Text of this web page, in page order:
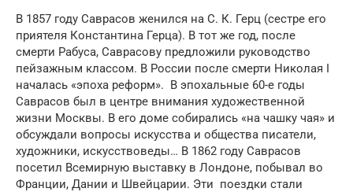
В 1857 году Саврасов женился на С. К. Герц (сестре его
приятеля Константина Герца). В тот же год, после
смерти Рабуса, Саврасову предложили руководство
пейзажным классом. В России после смерти Николая I
началась «эпоха реформ». В эпохальные 60-е годы
Саврасов был в центре внимания художественной
жизни Москвы. В его доме собирались «на чашку чая» и
обсуждали вопросы искусства и общества писатели,
художники, искусствоведы… В 1862 году Саврасов
посетил Всемирную выставку в Лондоне, побывал во
Франции, Дании и Швейцарии. Эти поездки стали